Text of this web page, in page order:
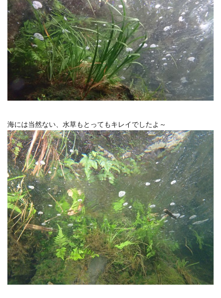
海には当然ない、水草もとってもキレイでしたよ～